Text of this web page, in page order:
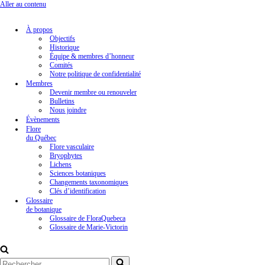
Aller au contenu
À propos
Objectifs
Historique
Équipe & membres d’honneur
Comités
Notre politique de confidentialité
Membres
Devenir membre ou renouveler
Bulletins
Nous joindre
Évènements
Flore
du Québec
Flore vasculaire
Bryophytes
Lichens
Sciences botaniques
Changements taxonomiques
Clés d’identification
Glossaire
de botanique
Glossaire de FloraQuebeca
Glossaire de Marie-Victorin
Rechercher...